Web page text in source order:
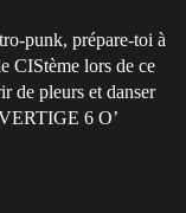
punk, prépare-toi à
CIStème lors de ce
de pleurs et danser
6 O’